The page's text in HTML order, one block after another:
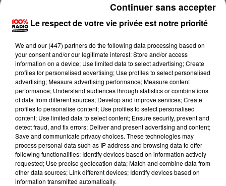
Lecture (4 min 36 sec)
100%
Le respect de votre vie privée est notre priorité
We and our (447) partnersdo the following data processing based on
your consent and/or our legitimate interest: Store and/or access
information on a device; Use limited data to select advertising; Create
profiles for personalised advertising; Use profiles to select personalised
advertising; Measure advertising performance; Measure content
performance; Understand audiences through statistics or combinations
of data from different sources; Develop and improve services; Create
profiles to personalise content; Use profiles to select personalised
content; Use limited data to select content; Ensure security, prevent and
detect fraud, and fix errors; Deliver and present advertising and content;
Save and communicate privacy choices. These technologies may
process personal data such as IP address and browsing data to offer
following functionalities: Identify devices based on information actively
requested; Use precise geolocation data; Match and combine data from
other data sources; Link different devices; Identify devices based on
information transmitted automatically.
Continuer sans accepter